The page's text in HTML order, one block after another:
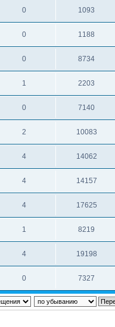
0 1093
0 1188
0 8734
1 2203
0 7140
2 10083
4 14062
4 14157
4 17625
1 8219
4 19198
0 7327